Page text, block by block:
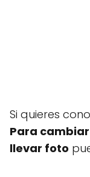
Si quieres
Para
llevar foto